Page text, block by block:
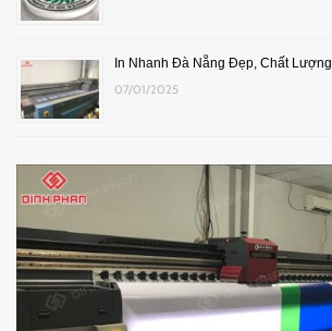
In Nhanh Đà Nẵng Đẹp, Chất Lượng
07/01/2025